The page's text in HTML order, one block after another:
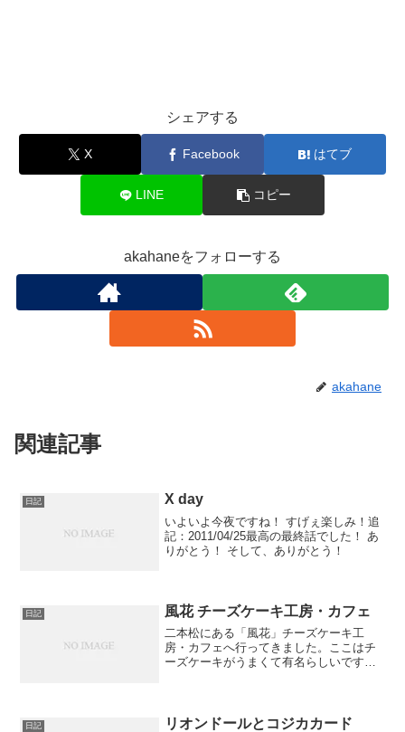
シェアする
X Facebook はてブ
LINE コピー
akahaneをフォローする
akahane
関連記事
日記 X day
いよいよ今夜ですね！ すげぇ楽しみ！追
記：2011/04/25最高の最終話でした！ あ
りがとう！ そして、ありがとう！
日記 風花 チーズケーキ工房・カフェ
二本松にある「風花」チーズケーキ工
房・カフェへ行ってきました。ここはチ
ーズケーキがうまくて有名らしいです。
日記 リオンドールとコジカカード